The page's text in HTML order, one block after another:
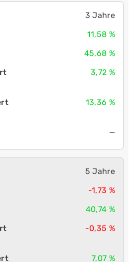
3 Jahre
11,58 %
45,68 %
3,72 %
13,36 %
—
5 Jahre
-1,73 %
40,74 %
-0,35 %
7,07 %